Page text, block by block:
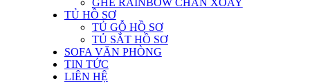
GHẾ RAINBOW CHÂN XOAY
TỦ HỒ SƠ
TỦ GỖ HỒ SƠ
TỦ SẮT HỒ SƠ
SOFA VĂN PHÒNG
TIN TỨC
LIÊN HỆ